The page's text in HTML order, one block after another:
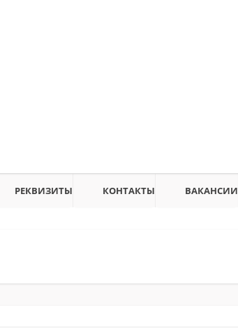
РЕКВИЗИТЫ КОНТАКТЫ ВАКАНСИИ